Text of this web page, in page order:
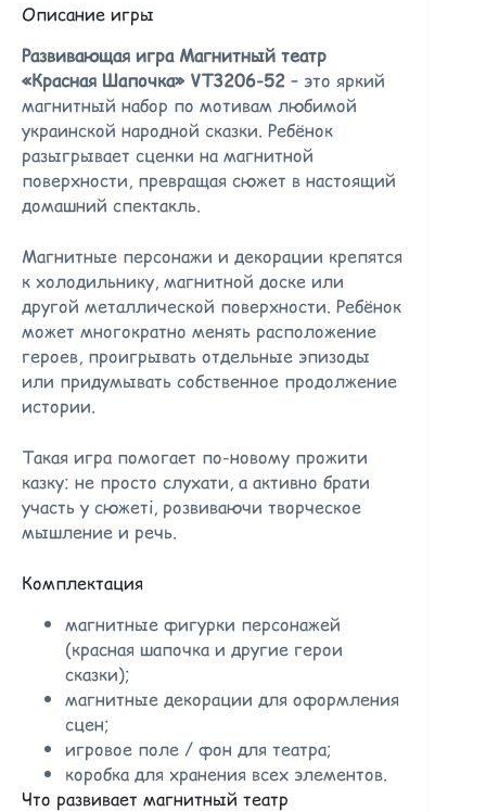
Описание игры
Развивающая игра Магнитный театр
«Красная Шапочка» VT3206-52 – это яркий
магнитный набор по мотивам любимой
украинской народной сказки. Ребёнок
разыгрывает сценки на магнитной
поверхности, превращая сюжет в настоящий
домашний спектакль.
Магнитные персонажи и декорации крепятся
к холодильнику, магнитной доске или
другой металлической поверхности. Ребёнок
может многократно менять расположение
героев, проигрывать отдельные эпизоды
или придумывать собственное продолжение
истории.
Такая игра помогает по-новому прожити
казку: не просто слухати, а активно брати
участь у сюжеті, розвиваючи творческое
мышление и речь.
Комплектация
магнитные фигурки персонажей
(красная шапочка и другие герои
сказки);
магнитные декорации для оформления
сцен;
игровое поле / фон для театра;
коробка для хранения всех элементов.
Что развивает магнитный театр